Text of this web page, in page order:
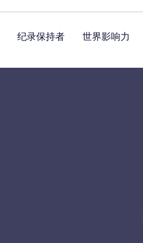
纪录保持者 世界影响力